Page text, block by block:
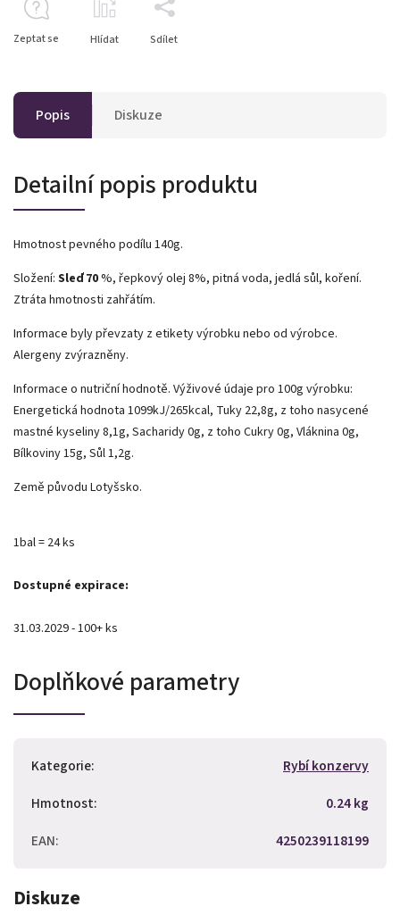
Zeptat se Hlídat Sdílet
Popis Diskuze
Detailní popis produktu
Hmotnost pevného podílu 140g.
Složení: Sleď 70%, řepkový olej 8%, pitná voda, jedlá sůl, koření.
Ztráta hmotnosti zahřátím.
Informace byly převzaty z etikety výrobku nebo od výrobce.
Alergeny zvýrazněny.
Informace o nutriční hodnotě. Výživové údaje pro 100g výrobku:
Energetická hodnota 1099kJ/265kcal, Tuky 22,8g, z toho nasycené
mastné kyseliny 8,1g, Sacharidy 0g, z toho Cukry 0g, Vláknina 0g,
Bílkoviny 15g, Sůl 1,2g.
Země původu Lotyšsko.
1bal = 24 ks
Dostupné expirace:
31.03.2029 - 100+ ks
Doplňkové parametry
Kategorie:
Rybí konzervy
Hmotnost:
0.24 kg
EAN: 4250239118199
Diskuze